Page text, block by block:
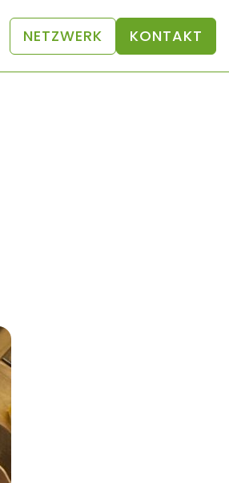
NETZWERK KONTAKT